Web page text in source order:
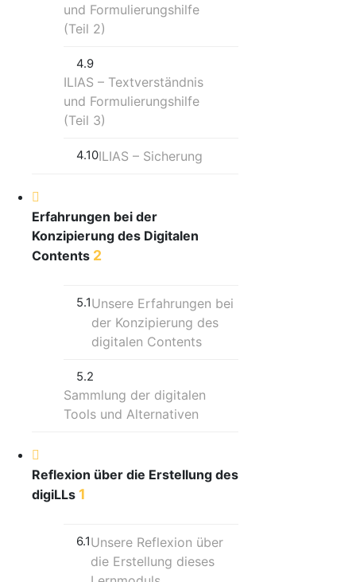
und Formulierungshilfe
(Teil 2)
4.9
ILIAS – Textverständnis
und Formulierungshilfe
(Teil 3)
4.10ILIAS – Sicherung
Erfahrungen bei der
Konzipierung des Digitalen
Contents 2
5.1Unsere Erfahrungen bei
der Konzipierung des
digitalen Contents
5.2
Sammlung der digitalen
Tools und Alternativen
Reflexion über die Erstellung des
digiLLs 1
6.1Unsere Reflexion über
die Erstellung dieses